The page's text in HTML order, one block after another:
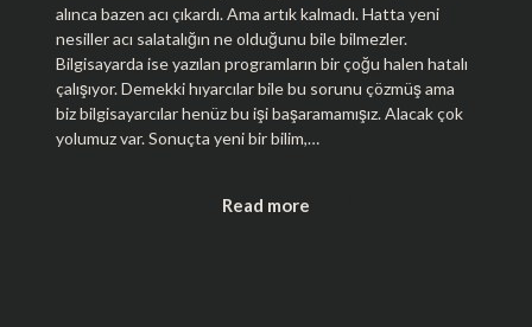
alınca bazen acı çıkardı. Ama artık kalmadı. Hatta yeni
nesiller acı salatalığın ne olduğunu bile bilmezler.
Bilgisayarda ise yazılan programların bir çoğu halen hatalı
çalışıyor. Demekki hıyarcılar bile bu sorunu çözmüş ama
biz bilgisayarcılar henüz bu işi başaramamışız. Alacak çok
yolumuz var. Sonuçta yeni bir bilim,…
Read more